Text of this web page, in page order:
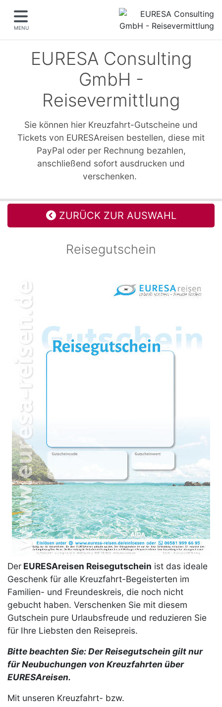
MENU
EURESA Consulting
GmbH -
Reisevermittlung
Sie können hier Kreuzfahrt-Gutscheine und
Tickets von EURESAreisen bestellen, diese mit
PayPal oder per Rechnung bezahlen,
anschließend sofort ausdrucken und
verschenken.
ZURÜCK ZUR AUSWAHL
Reisegutschein
Der EURESAreisen Reisegutschein ist das ideale
Geschenk für alle Kreuzfahrt-Begeisterten im
Familien- und Freundeskreis, die noch nicht
gebucht haben. Verschenken Sie mit diesem
Gutschein pure Urlaubsfreude und reduzieren Sie
für Ihre Liebsten den Reisepreis.
Bitte beachten Sie: Der Reisegutschein gilt nur
für Neubuchungen von Kreuzfahrten über
EURESAreisen.
Mit unseren Kreuzfahrt- bzw.